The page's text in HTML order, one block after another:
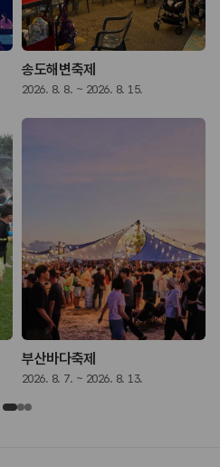
송도해변축제
2026. 8. 8. ~ 2026. 8. 15.
부산바다축제
2026. 8. 7. ~ 2026. 8. 13.